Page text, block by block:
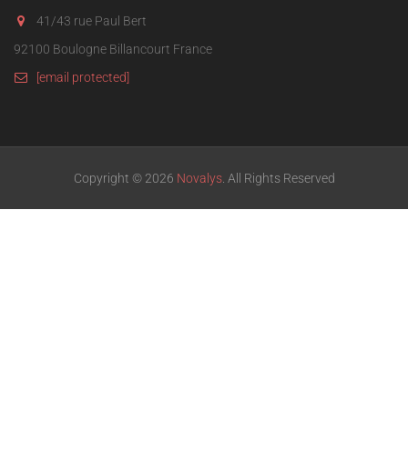
41/43 rue Paul Bert
92100 Boulogne Billancourt France
[email protected]
Copyright © 2026 Novalys. All Rights Reserved